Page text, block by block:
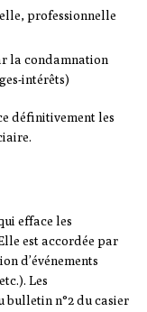
professionnelle
la condamnation
intérêts)
définitivement les
efface les
est accordée par
d’événements
Les
bulletin n°2 du casier